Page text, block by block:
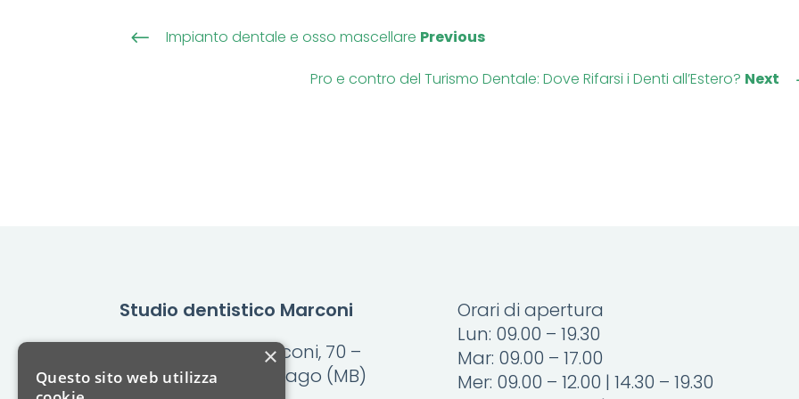
# Impianto dentale e osso mascellare Previous
Pro e contro del Turismo Dentale: Dove Rifarsi i Denti all’Estero? Next
Studio dentistico Marconi
Via Guglielmo Marconi, 70 –
20813 Bovisio Masciago (MB)
Orari di apertura
Lun: 09.00 – 19.30
Mar: 09.00 – 17.00
Mer: 09.00 – 12.00 | 14.30 – 19.30
×
Questo sito web utilizza